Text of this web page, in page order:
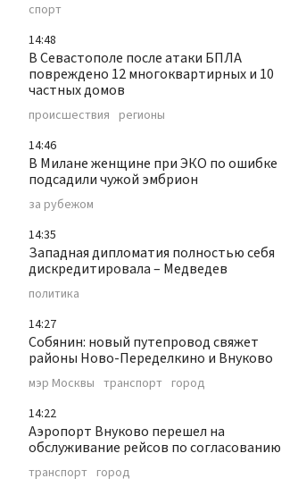
спорт
14:48
В Севастополе после атаки БПЛА
повреждено 12 многоквартирных и 10
частных домов
происшествия регионы
14:46
В Милане женщине при ЭКО по ошибке
подсадили чужой эмбрион
за рубежом
14:35
Западная дипломатия полностью себя
дискредитировала – Медведев
политика
14:27
Собянин: новый путепровод свяжет
районы Ново-Переделкино и Внуково
мэр Москвы транспорт город
14:22
Аэропорт Внуково перешел на
обслуживание рейсов по согласованию
транспорт город